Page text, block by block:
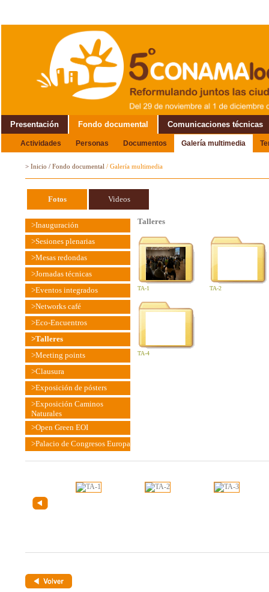
Presentación Fondo documental Comunicaciones técnicas
Actividades Personas Documentos Galería multimedia
Alrededor del Encuentro
> Inicio / Fondo documental / Galería multimedia
Fotos Videos
>Inauguración
>Sesiones plenarias
>Mesas redondas
>Jornadas técnicas
>Eventos integrados
>Networks café
>Eco-Encuentros
>Talleres
>Meeting points
>Clausura
>Exposición de pósters
>Exposición Caminos
Naturales
>Open Green EOI
>Palacio de Congresos Europa
Talleres
TA-1 TA-2
TA-4